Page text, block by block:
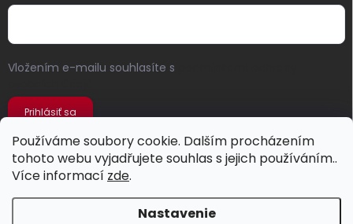
Používáme soubory cookie. Dalším procházením
tohoto webu vyjadřujete souhlas s jejich používáním..
Více informací zde.
Nastavenie
Vložením e-mailu souhlasíte s
Prihlásiť sa